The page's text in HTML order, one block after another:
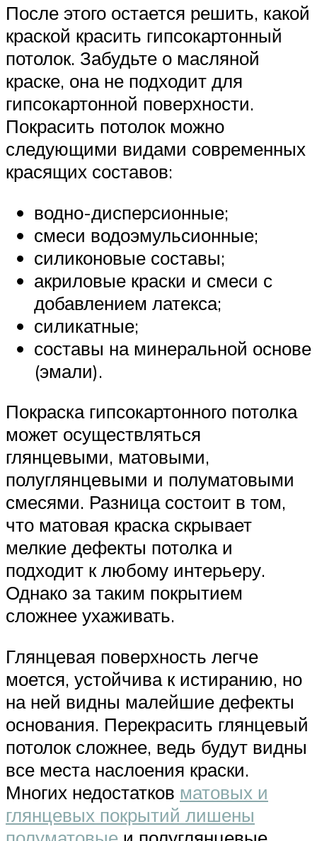
После этого остается решить, какой
краской красить гипсокартонный
потолок. Забудьте о масляной
краске, она не подходит для
гипсокартонной поверхности.
Покрасить потолок можно
следующими видами современных
красящих составов:
водно-дисперсионные;
смеси водоэмульсионные;
силиконовые составы;
акриловые краски и смеси с
добавлением латекса;
силикатные;
составы на минеральной основе
(эмали).
Покраска гипсокартонного потолка
может осуществляться
глянцевыми, матовыми,
полуглянцевыми и полуматовыми
смесями. Разница состоит в том,
что матовая краска скрывает
мелкие дефекты потолка и
подходит к любому интерьеру.
Однако за таким покрытием
сложнее ухаживать.
Глянцевая поверхность легче
моется, устойчива к истиранию, но
на ней видны малейшие дефекты
основания. Перекрасить глянцевый
потолок сложнее, ведь будут видны
все места наслоения краски.
Многих недостатков матовых и
глянцевых покрытий лишены